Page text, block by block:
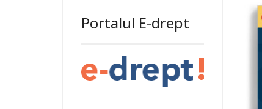
Portalul E-drept